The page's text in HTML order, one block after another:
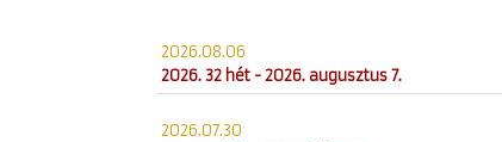
2026.08.06
2026. 32 hét - 2026. augusztus 7.
2026.07.30